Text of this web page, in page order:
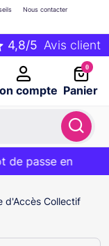
compte
Nous contacter
0
Panier
sur votre panier
codeBIENVENUE
passe en
d'Accès Collectif